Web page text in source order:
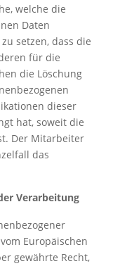
welche die
Daten
setzen, dass die
für die
die Löschung
dieser
hat, soweit die
Der Mitarbeiter
das
Verarbeitung
Europäischen
gewährte Recht,